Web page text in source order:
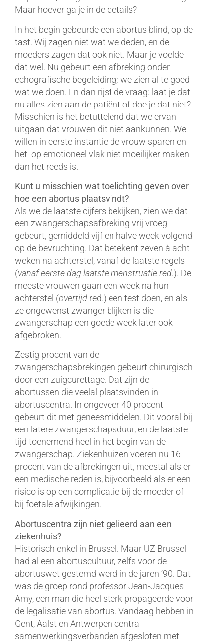
Maar hoever ga je in de details?
In het begin gebeurde een abortus blind, op de
tast. Wij zagen niet wat we deden, en de
moeders zagen dat ook niet. Maar je voelde
dat wel. Nu gebeurt een afbreking onder
echografische begeleiding; we zien al te goed
wat we doen. En dan rijst de vraag: laat je dat
nu alles zien aan de patiënt of doe je dat niet?
Misschien is het betuttelend dat we ervan
uitgaan dat vrouwen dit niet aankunnen. We
willen in eerste instantie de vrouw sparen en
het op emotioneel vlak niet moeilijker maken
dan het reeds is.
Kunt u misschien wat toelichting geven over
hoe een abortus plaatsvindt?
Als we de laatste cijfers bekijken, zien we dat
een zwangerschapsafbreking vrij vroeg
gebeurt, gemiddeld vijf en halve week volgend
op de bevruchting. Dat betekent zeven à acht
weken na achterstel, vanaf de laatste regels
(vanaf eerste dag laatste menstruatie red.). De
meeste vrouwen gaan een week na hun
achterstel (overtijd red.) een test doen, en als
ze ongewenst zwanger blijken is die
zwangerschap een goede week later ook
afgebroken.
Zestig procent van de
zwangerschapsbrekingen gebeurt chirurgisch
door een zuigcurettage. Dat zijn de
abortussen die veelal plaatsvinden in
abortuscentra. In ongeveer 40 procent
gebeurt dit met geneesmiddelen. Dit vooral bij
een latere zwangerschapsduur, en de laatste
tijd toenemend heel in het begin van de
zwangerschap. Ziekenhuizen voeren nu 16
procent van de afbrekingen uit, meestal als er
een medische reden is, bijvoorbeeld als er een
risico is op een complicatie bij de moeder of
bij foetale afwijkingen.
Abortuscentra zijn niet gelieerd aan een
ziekenhuis?
Historisch enkel in Brussel. Maar UZ Brussel
had al een abortuscultuur, zelfs voor de
abortuswet gestemd werd in de jaren ’90. Dat
was de groep rond professor Jean-Jacques
Amy, een man die heel sterk propageerde voor
de legalisatie van abortus. Vandaag hebben in
Gent, Aalst en Antwerpen centra
samenwerkingsverbanden afgesloten met